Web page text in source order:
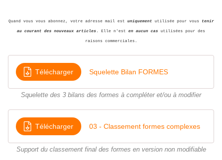
Quand vous vous abonnez, votre adresse mail est uniquement utilisée pour vous tenir
au courant des nouveaux articles . Elle n'est en aucun cas utilisées pour des
raisons commerciales.
Télécharger Squelette Bilan FORMES
Squelette des 3 bilans des formes à compléter et/ou à modifier
Télécharger 03 - Classement formes complexes
Support du classement final des formes en version non modifiable